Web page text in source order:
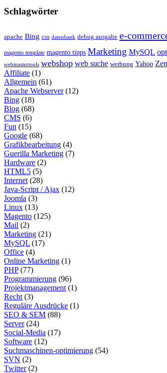
Schlagwörter
apache Bing css datenbank debug ausgabe e-
magento template magento tipps Marketing MySQL
webmastertools webshop web suche werbung Yahoo
Affiliate (1)
Allgemein (61)
Apache Webserver(12)
Bing (18)
Blog (68)
CMS (6)
Fun (15)
Google (68)
Grafikbearbeitung (4)
Guerilla Marketing (7)
Hardware (2)
HTML5 (5)
Internet(28)
Java-Script / Ajax (12)
Joomla (3)
Linux (13)
Magento (125)
Mail (2)
Marketing (21)
MySQL (17)
Office (4)
Online Marketing (1)
PHP(77)
Programmierung (96)
Projektmanagement(1)
Recht(3)
Reguläre Ausdrücke (1)
SEO & SEM (88)
Server(24)
Social-Media (17)
Software (12)
Suchmaschinen-optimierung (54)
SVN (2)
Twitter(2)